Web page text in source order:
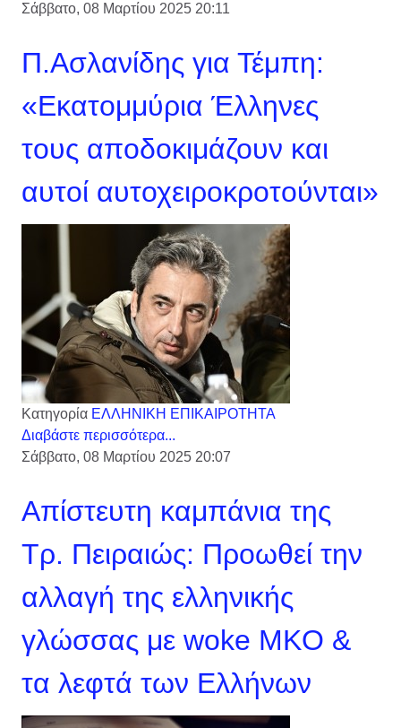
Σάββατο, 08 Μαρτίου 2025 20:11
Π.Ασλανίδης για Τέμπη:
«Εκατομμύρια Έλληνες
τους αποδοκιμάζουν και
αυτοί αυτοχειροκροτούνται»
Κατηγορία ΕΛΛΗΝΙΚΗ ΕΠΙΚΑΙΡΟΤΗΤΑ
Διαβάστε περισσότερα...
Σάββατο, 08 Μαρτίου 2025 20:07
Απίστευτη καμπάνια της
Τρ. Πειραιώς: Προωθεί την
αλλαγή της ελληνικής
γλώσσας με woke ΜKO &
τα λεφτά των Ελλήνων